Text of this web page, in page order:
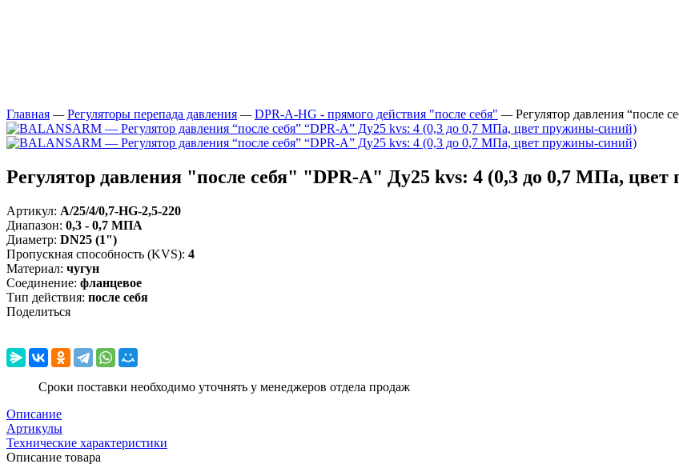
Главная — Регуляторы перепада давления — DPR-A-HG - прямого действия "после себя" — Регулятор давления “после
Регулятор давления "после себя" "DPR-A" Ду25 kvs: 4 (0,3 до 0,7 МПа,
Артикул: A/25/4/0,7-HG-2,5-220
Диапазон: 0,3 - 0,7 МПА
Диаметр: DN25 (1")
Пропускная способность (KVS): 4
Материал: чугун
Соединение: фланцевое
Тип действия: после себя
Поделиться
Сроки поставки необходимо уточнять у менеджеров отдела продаж
Описание
Артикулы
Технические характеристики
Описание товара